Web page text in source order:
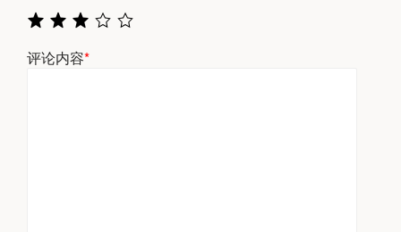
评论内容*